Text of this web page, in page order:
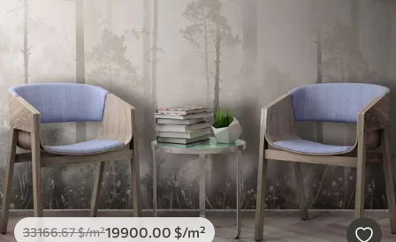
33166.67$/m²19900.00 $/m²